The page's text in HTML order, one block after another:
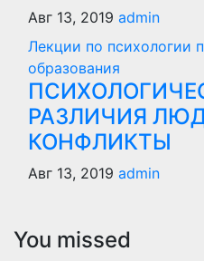
Авг 13, 2019 admin
Лекции по психологии
образования
РАЗЛИЧИЯ
КОНФЛИКТЫ
Авг 13, 2019 admin
You missed